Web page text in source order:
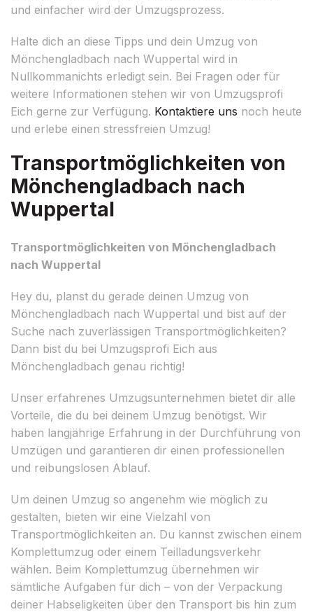
und einfacher wird der Umzugsprozess.
Halte dich an diese Tipps und dein Umzug von
Mönchengladbach nach Wuppertal wird in
Nullkommanichts erledigt sein. Bei Fragen oder für
weitere Informationen stehen wir von Umzugsprofi
Eich gerne zur Verfügung. Kontaktiere uns noch heute
und erlebe einen stressfreien Umzug!
Transportmöglichkeiten von
Mönchengladbach nach
Wuppertal
Transportmöglichkeiten von Mönchengladbach
nach Wuppertal
Hey du, planst du gerade deinen Umzug von
Mönchengladbach nach Wuppertal und bist auf der
Suche nach zuverlässigen Transportmöglichkeiten?
Dann bist du bei Umzugsprofi Eich aus
Mönchengladbach genau richtig!
Unser erfahrenes Umzugsunternehmen bietet dir alle
Vorteile, die du bei deinem Umzug benötigst. Wir
haben langjährige Erfahrung in der Durchführung von
Umzügen und garantieren dir einen professionellen
und reibungslosen Ablauf.
Um deinen Umzug so angenehm wie möglich zu
gestalten, bieten wir eine Vielzahl von
Transportmöglichkeiten an. Du kannst zwischen einem
Komplettumzug oder einem Teilladungsverkehr
wählen. Beim Komplettumzug übernehmen wir
sämtliche Aufgaben für dich – von der Verpackung
deiner Habseligkeiten über den Transport bis hin zum